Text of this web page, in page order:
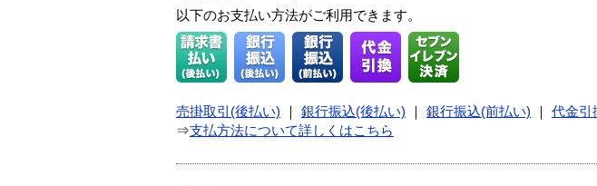
以下のお支払い方法がご利用できます。
売掛取引(後払い) 銀行振込(後払い) 銀行振込(前払い) 代金引
⇒支払方法について詳しくはこちら